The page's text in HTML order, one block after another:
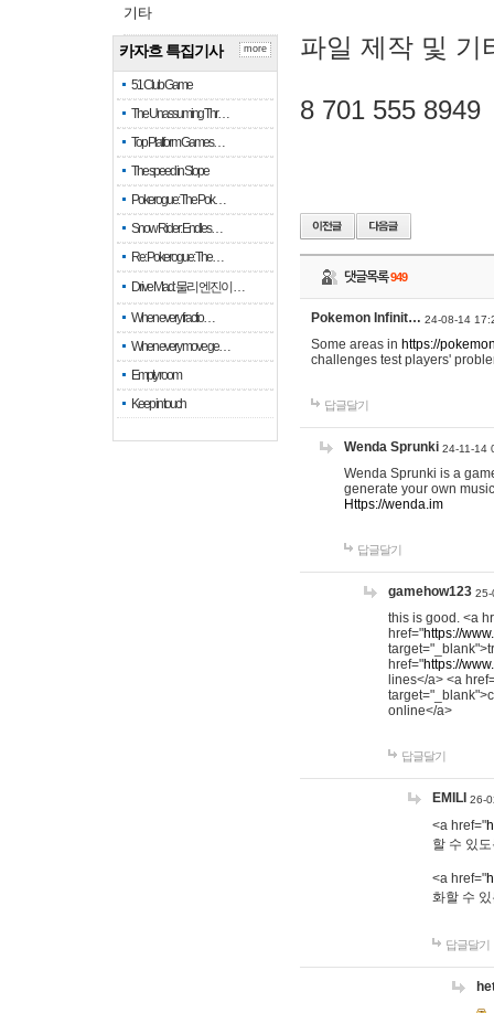
기타
카자흐 특집기사
51 Club Game
The Unassuming Thr…
Top Platform Games…
The speed in Slope
Pokerogue: The Pok…
Snow Rider: Endles…
Re: Pokerogue: The…
Drive Mad: 물리 엔진이 …
When every fractio…
When every move ge…
Empty room
Keep in touch
more 파일 제작 및 기
8 701 555 8949
댓글목록949
Pokemon Infinit… 24-08-14
Some areas in https://
challenges test players'
답글달기
Wenda Sprunki 24-11-14
Wenda Sprunki is a
generate your own
Https://wenda.im
답글달기
gamehow123 25-
this is good. <a
href="https://
href="https://
lines</a> <a
online</a>
답글달기
EMILI 26-
<a href="
할 수 있
<a href="
화할 수
답글달기